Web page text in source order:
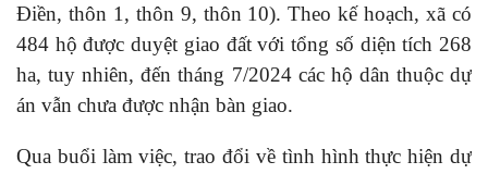
Điền, thôn 1, thôn 9, thôn 10). Theo kế hoạch, xã có
484 hộ được duyệt giao đất với tổng số diện tích 268
ha, tuy nhiên, đến tháng 7/2024 các hộ dân thuộc dự
án vẫn chưa được nhận bàn giao.
Qua buổi làm việc, trao đổi về tình hình thực hiện dự